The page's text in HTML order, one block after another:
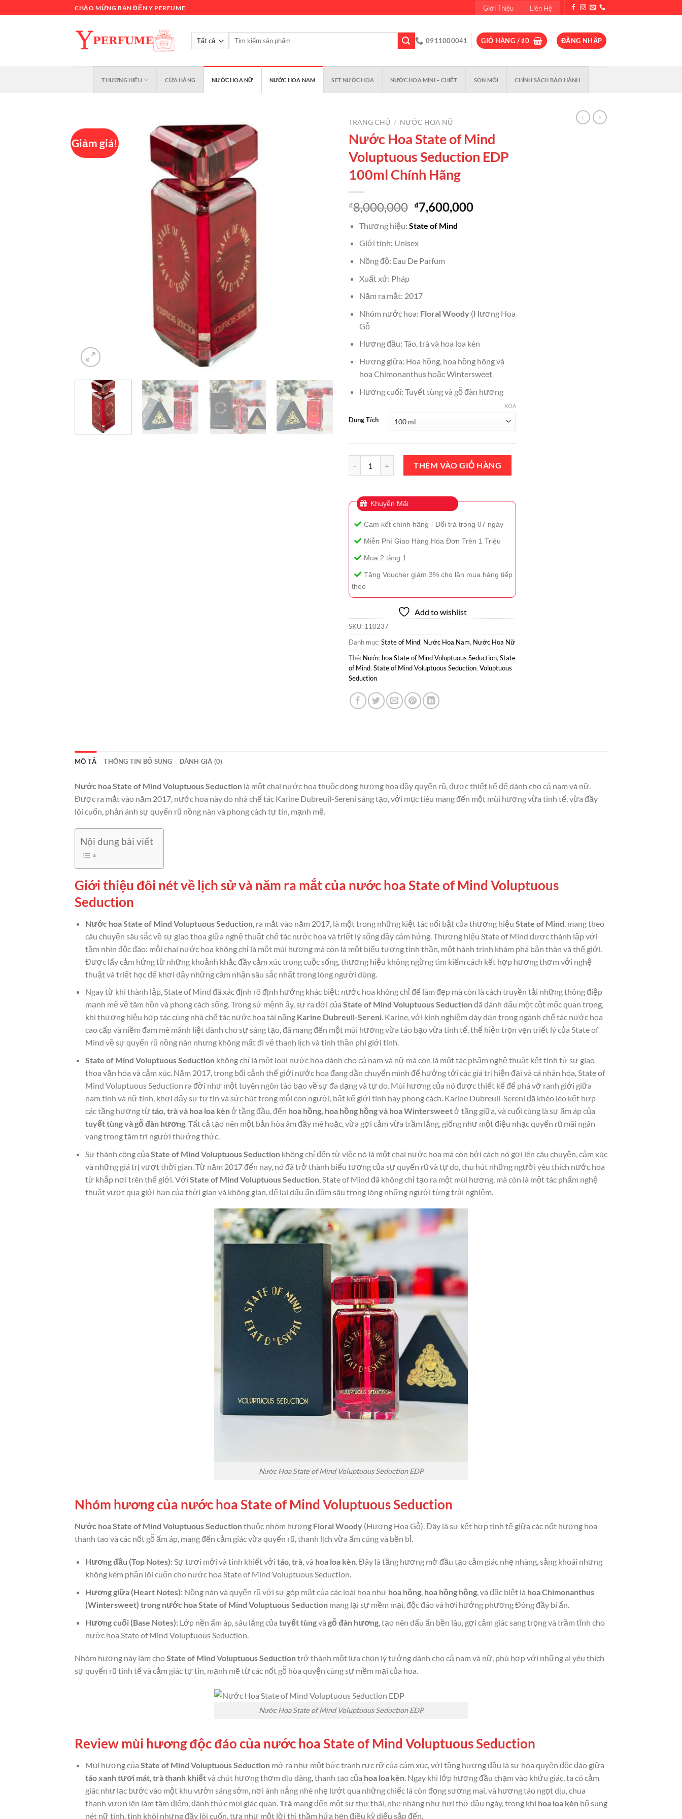
đến
CHÀO MỪNG BẠN ĐẾN Y PERFUME Giới Thiệu Liên Hệ
Tìm
0911000041 GIỎ HÀNG /₫0 ĐĂNG NHẬP
THƯƠNG HIỆU CỬA HÀNG NƯỚC HOA NỮ NƯỚC HOA NAM SET NƯỚC HOA NƯỚC HOA MINI – CHIẾT SON MÔI CHÍNH SÁCH BẢO HÀNH
Giảm giá!
TRANG CHỦ / NƯỚC HOA NỮ
Nước Hoa State of Mind
Voluptuous Seduction EDP
100ml Chính Hãng
₫8,000,000 Giá
gốc
là:
₫8,000,000.
₫7,600,000Giá
Thương hiệu: State of Mind
Giới tính: Unisex
Nồng độ: Eau De Parfum
Xuất xứ: Pháp
Năm ra mắt: 2017
Nhóm nước hoa: Floral Woody(Hương Hoa
Gỗ
Hương đầu: Táo, trà và hoa loa kèn
Hương giữa: Hoa hồng, hoa hồng hông và
hoa Chimonanthus hoặc Wintersweet
Hương cuối: Tuyết tùng và gỗ đàn hương
Dung Tích
XÓA
Nước Hoa State of Mind Voluptuous Seduction EDP 100ml Chính Hãng số lượng
THÊM VÀO GIỎ HÀNG
Khuyễn Mãi
Cam kết chính hãng - Đổi trả trong 07 ngày
Miễn Phí Giao Hàng Hóa Đơn Trên 1 Triệu
Mua 2 tặng 1
Tặng Voucher giảm 3% cho lần mua hàng tiếp
theo
Add to wishlist
SKU: 110237
Danh mục:State of Mind, Nước Hoa Nam, Nước Hoa Nữ
Thẻ: Nước hoa State of Mind Voluptuous Seduction, State
of Mind, State of Mind Voluptuous Seduction, Voluptuous
Seduction
MÔ TẢ THÔNG TIN BỔ SUNG ĐÁNH GIÁ (0)
Nước hoa State of Mind Voluptuous Seduction là một chai nước hoa thuộc dòng hương hoa đầy quyến rũ, được thiết kế để dành cho cả nam và nữ.
Được ra mắt vào năm 2017, nước hoa này do nhà chế tác Karine Dubreuil-Sereni sáng tạo, với mục tiêu mang đến một mùi hương vừa tinh tế, vừa đầy
lôi cuốn, phản ánh sự quyến rũ nồng nàn và phong cách tự tin, mạnh mẽ.
Nội dung bài viết
Giới thiệu đôi nét về lịch sử và năm ra mắt của nước hoa State of Mind Voluptuous
Seduction
Nước hoa State of Mind Voluptuous Seduction, ra mắt vào năm 2017, là một trong những kiệt tác nổi bật của thương hiệu State of Mind , mang theo
câu chuyện sâu sắc về sự giao thoa giữa nghệ thuật chế tác nước hoa và triết lý sống đầy cảm hứng. Thương hiệu State of Mind được thành lập với
tầm nhìn độc đáo: mỗi chai nước hoa không chỉ là một mùi hương mà còn là một biểu tượng tinh thần, một hành trình khám phá bản thân và thế giới.
Được lấy cảm hứng từ những khoảnh khắc đầy cảm xúc trong cuộc sống, thương hiệu không ngừng tìm kiếm cách kết hợp hương thơm với nghệ
thuật và triết học để khơi dậy những cảm nhận sâu sắc nhất trong lòng người dùng.
Ngay từ khi thành lập, State of Mind đã xác định rõ định hướng khác biệt: nước hoa không chỉ để làm đẹp mà còn là cách truyền tải những thông điệp
mạnh mẽ về tâm hồn và phong cách sống. Trong sứ mệnh ấy, sự ra đời của State of Mind Voluptuous Seductionđã đánh dấu một cột mốc quan trọng,
khi thương hiệu hợp tác cùng nhà chế tác nước hoa tài năng Karine Dubreuil-Sereni. Karine, với kinh nghiệm dày dạn trong ngành chế tác nước hoa
cao cấp và niềm đam mê mãnh liệt dành cho sự sáng tạo, đã mang đến một mùi hương vừa táo bạo vừa tinh tế, thể hiện trọn vẹn triết lý của State of
Mind về sự quyến rũ nồng nàn nhưng không mất đi vẻ thanh lịch và tinh thần phi giới tính.
State of Mind Voluptuous Seductionkhông chỉ là một loại nước hoa dành cho cả nam và nữ mà còn là một tác phẩm nghệ thuật kết tinh từ sự giao
thoa văn hóa và cảm xúc. Năm 2017, trong bối cảnh thế giới nước hoa đang dần chuyển mình để hướng tới các giá trị hiện đại và cá nhân hóa, State of
Mind Voluptuous Seduction ra đời như một tuyên ngôn táo bạo về sự đa dạng và tự do. Mùi hương của nó được thiết kế để phá vỡ ranh giới giữa
nam tính và nữ tính, khơi dậy sự tự tin và sức hút trong mỗi con người, bất kể giới tính hay phong cách. Karine Dubreuil-Sereni đã khéo léo kết hợp
các tầng hương từtáo, trà và hoa loa kènở tầng đầu, đến hoa hồng, hoa hồng hồng và hoa Wintersweetở tầng giữa, và cuối cùng là sự ấm áp của
tuyết tùng và gỗ đàn hương. Tất cả tạo nên một bản hòa âm đầy mê hoặc, vừa gợi cảm vừa trầm lắng, giống như một điệu nhạc quyến rũ mãi ngân
vang trong tâm trí người thưởng thức.
Sự thành công của State of Mind Voluptuous Seductionkhông chỉ đến từ việc nó là một chai nước hoa mà còn bởi cách nó gợi lên câu chuyện, cảm xúc
và những giá trị vượt thời gian. Từ năm 2017 đến nay, nó đã trở thành biểu tượng của sự quyến rũ và tự do, thu hút những người yêu thích nước hoa
từ khắp nơi trên thế giới. Với State of Mind Voluptuous Seduction, State of Mind đã không chỉ tạo ra một mùi hương, mà còn là một tác phẩm nghệ
thuật vượt qua giới hạn của thời gian và không gian, để lại dấu ấn đậm sâu trong lòng những người từng trải nghiệm.
Nước Hoa State of Mind Voluptuous Seduction EDP
Nhóm hương của nước hoa State of Mind Voluptuous Seduction
Nước hoa State of Mind Voluptuous Seductionthuộc nhóm hương Floral Woody (Hương Hoa Gỗ). Đây là sự kết hợp tinh tế giữa các nốt hương hoa
thanh tao và các nốt gỗ ấm áp, mang đến cảm giác vừa quyến rũ, thanh lịch vừa ấm cúng và bền bỉ.
Hương đầu (Top Notes):Sự tươi mới và tinh khiết với táo,trà, và hoa loa kèn. Đây là tầng hương mở đầu tạo cảm giác nhẹ nhàng, sảng khoái nhưng
không kém phần lôi cuốn cho nước hoa State of Mind Voluptuous Seduction.
Hương giữa (Heart Notes):Nồng nàn và quyến rũ với sự góp mặt của các loài hoa như hoa hồng, hoa hồng hồng, và đặc biệt là hoa Chimonanthus
(Wintersweet) trong nước hoa State of Mind Voluptuous Seduction mang lại sự mềm mại, độc đáo và hơi hướng phương Đông đầy bí ẩn.
Hương cuối (Base Notes):Lớp nền ấm áp, sâu lắng của tuyết tùngvà gỗ đàn hương, tạo nên dấu ấn bền lâu, gợi cảm giác sang trọng và trầm tĩnh cho
nước hoa State of Mind Voluptuous Seduction.
Nhóm hương này làm choState of Mind Voluptuous Seductiontrở thành một lựa chọn lý tưởng dành cho cả nam và nữ, phù hợp với những ai yêu thích
sự quyến rũ tinh tế và cảm giác tự tin, mạnh mẽ từ các nốt gỗ hòa quyện cùng sự mềm mại của hoa.
Nước Hoa State of Mind Voluptuous Seduction EDP
Review mùi hương độc đáo của nước hoa State of Mind Voluptuous Seduction
Mùi hương của State of Mind Voluptuous Seductionmở ra như một bức tranh rực rỡ của cảm xúc, với tầng hương đầu là sự hòa quyện độc đáo giữa
táo xanh tươi mát,trà thanh khiếtvà chút hương thơm dịu dàng, thanh tao của hoa loa kèn. Ngay khi lớp hương đầu chạm vào khứu giác, ta có cảm
giác như lạc bước vào một khu vườn sáng sớm, nơi ánh nắng nhè nhẹ lướt qua những chiếc lá còn đọng sương mai, và hương táo ngọt dịu, chua
thanh vươn lên làm tâm điểm, đánh thức mọi giác quan.Tràmang đến một sự thư thái, nhẹ nhàng như hơi thở đầu ngày, trong khi hoa loa kènbổ sung
nét nữ tính, tinh khôi nhưng đầy lôi cuốn, tựa như một lời thì thầm hứa hẹn điều kỳ diệu sắp đến.